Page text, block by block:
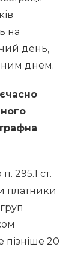
на
день,
днем.
295.1 ст.
платники
пізніше 20